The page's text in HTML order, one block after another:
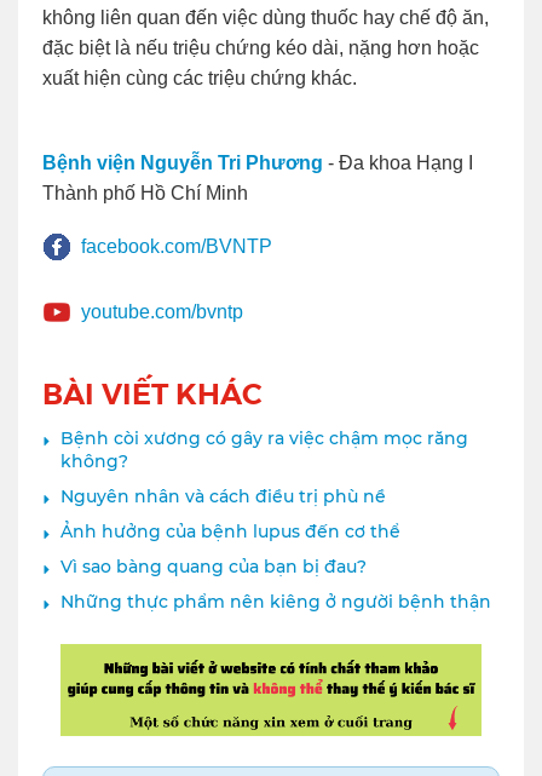
không liên quan đến việc dùng thuốc hay chế độ ăn,
đặc biệt là nếu triệu chứng kéo dài, nặng hơn hoặc
xuất hiện cùng các triệu chứng khác.
Bệnh viện Nguyễn Tri Phương - Đa khoa Hạng I
Thành phố Hồ Chí Minh
facebook.com/BVNTP
youtube.com/bvntp
BÀI VIẾT KHÁC
Bệnh còi xương có gây ra việc chậm mọc răng
không?
Nguyên nhân và cách điều trị phù nề
Ảnh hưởng của bệnh lupus đến cơ thể
Vì sao bàng quang của bạn bị đau?
Những thực phẩm nên kiêng ở người bệnh thận